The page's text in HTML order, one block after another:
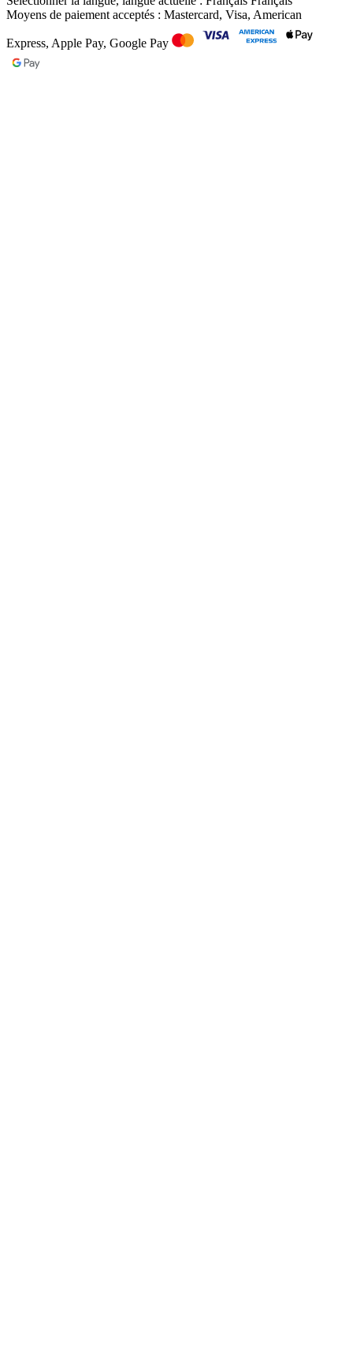
Moyens de paiement acceptés : Mastercard, Visa, American
Express, Apple Pay, Google Pay